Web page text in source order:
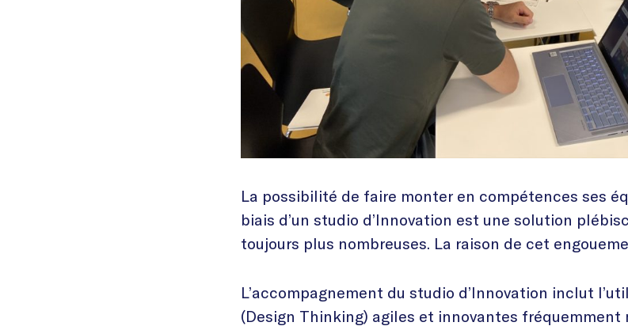
La possibilité de faire monter en compétences ses
biais d’un studio d’Innovation est une solution
toujours plus nombreuses. La raison de cet
L’accompagnement du studio d’Innovation inclut
(Design Thinking) agiles et innovantes fréquemment